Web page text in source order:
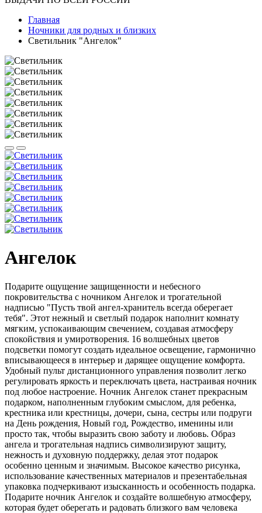
Главная
Ночники для родных и близких
Светильник "Ангелок"
Ангелок
Подарите ощущение защищенности и небесного
покровительства с ночником Ангелок и трогательной
надписью "Пусть твой ангел-хранитель всегда оберегает
тебя". Этот нежный и светлый подарок наполнит комнату
мягким, успокаивающим свечением, создавая атмосферу
спокойствия и умиротворения. 16 волшебных цветов
подсветки помогут создать идеальное освещение, гармонично
вписывающееся в интерьер и дарящее ощущение комфорта.
Удобный пульт дистанционного управления позволит легко
регулировать яркость и переключать цвета, настраивая ночник
под любое настроение. Ночник Ангелок станет прекрасным
подарком, наполненным глубоким смыслом, для ребенка,
крестника или крестницы, дочери, сына, сестры или подруги
на День рождения, Новый год, Рождество, именины или
просто так, чтобы выразить свою заботу и любовь. Образ
ангела и трогательная надпись символизируют защиту,
нежность и духовную поддержку, делая этот подарок
особенно ценным и значимым. Высокое качество рисунка,
использование качественных материалов и презентабельная
упаковка подчеркивают изысканность и особенность подарка.
Подарите ночник Ангелок и создайте волшебную атмосферу,
которая будет оберегать и радовать близкого вам человека